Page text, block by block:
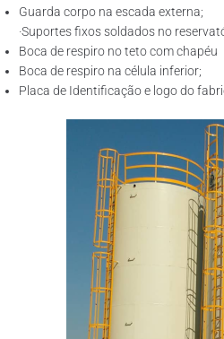
Guarda corpo na escada externa;
·Suportes fixos soldados no
Boca de respiro no teto com chapéu
Boca de respiro na célula inferior;
Placa de Identificação e logo do